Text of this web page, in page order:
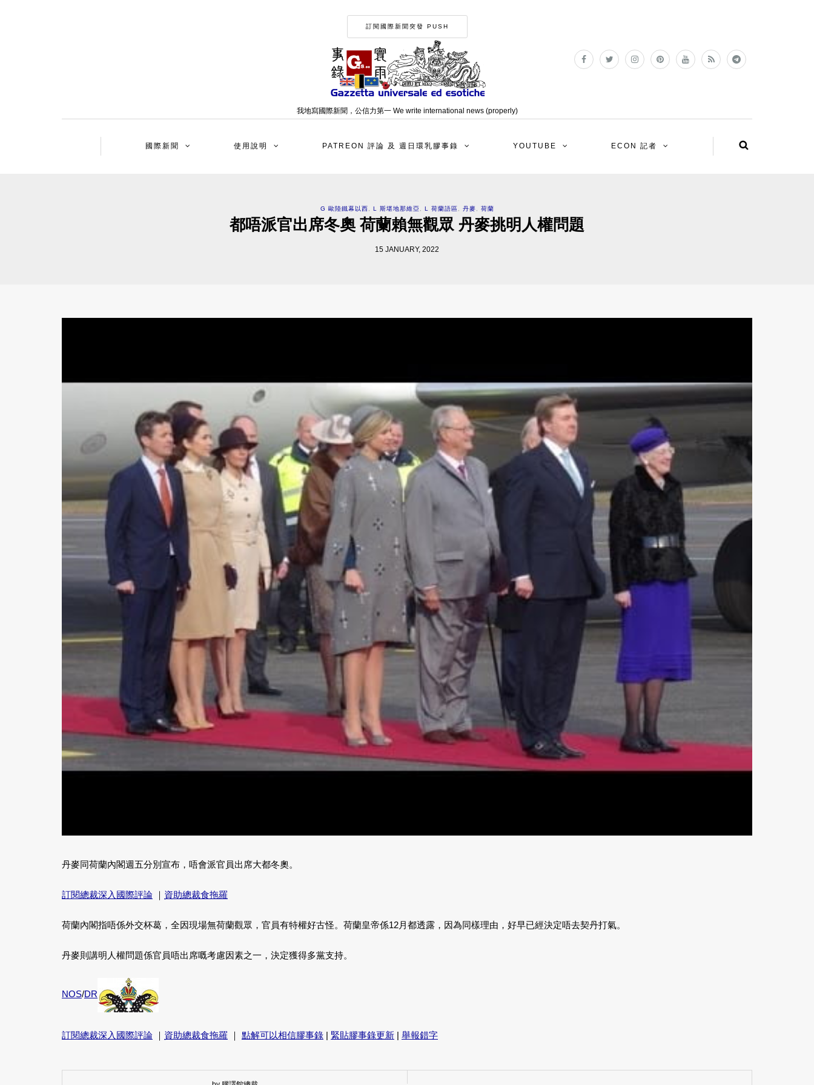
訂閱國際新聞突發 PUSH
我地寫國際新聞，公信力第一 We write international news (properly)
國際新聞 使用說明 PATREON 評論 及 週日環乳膠事錄 YOUTUBE ECON 記者
G 歐陸鐵幕以西 L 斯堪地那維亞 L 荷蘭語區 丹麥 荷蘭
都唔派官出席冬奧 荷蘭賴無觀眾 丹麥挑明人權問題
15 JANUARY, 2022
丹麥同荷蘭內閣週五分別宣布，唔會派官員出席大都冬奧。
訂閱總裁深入國際評論 ｜ 資助總裁食拖羅
荷蘭內閣指唔係外交杯葛，全因現場無荷蘭觀眾，官員有特權好古怪。荷蘭皇帝係12月都透露，因為同樣理由，好早已經決定唔去契丹打氣。
丹麥則講明人權問題係官員唔出席嘅考慮因素之一，決定獲得多黨支持。
NOS/DR
訂閱總裁深入國際評論 ｜ 資助總裁食拖羅 ｜ 點解可以相信膠事錄 | 緊貼膠事錄更新 | 舉報錯字